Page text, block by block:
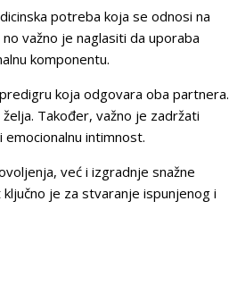
potreba koja se odnosi na
važno je naglasiti da uporaba
komponentu.
koja odgovara oba partnera.
Također, važno je zadržati
intimnost.
već i izgradnje snažne
je za stvaranje ispunjenog i